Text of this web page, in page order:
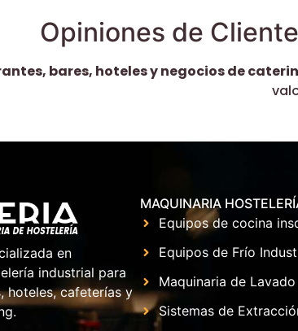
Opiniones de
bares, hoteles y negocios de
en
industrial para
hoteles, cafeterías y
MAQUINARIA
Equipos de cocina
Equipos de Frío
Maquinaria de Lavado
Sistemas de